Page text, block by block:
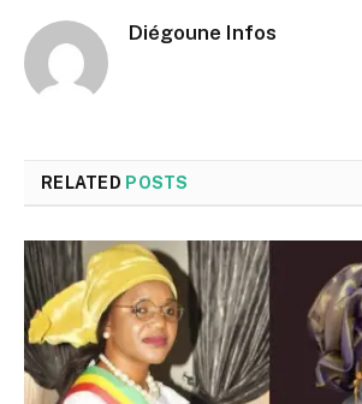
Diégoune Infos
RELATED POSTS